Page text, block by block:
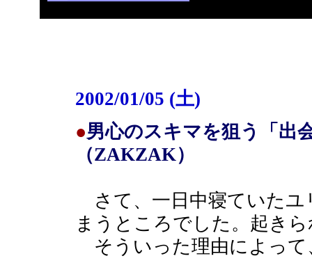
2002/01/05 (土)
●男心のスキマを狙う「出
（ZAKZAK）
さて、一日中寝ていたユ
まうところでした。起き
そういった理由によって